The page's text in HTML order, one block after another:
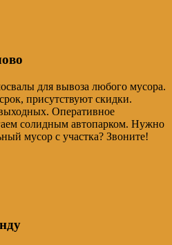
для вывоза любого мусора.
присутствуют скидки.
Оперативное
солидным автопарком. Нужно
мусор с участка? Звоните!